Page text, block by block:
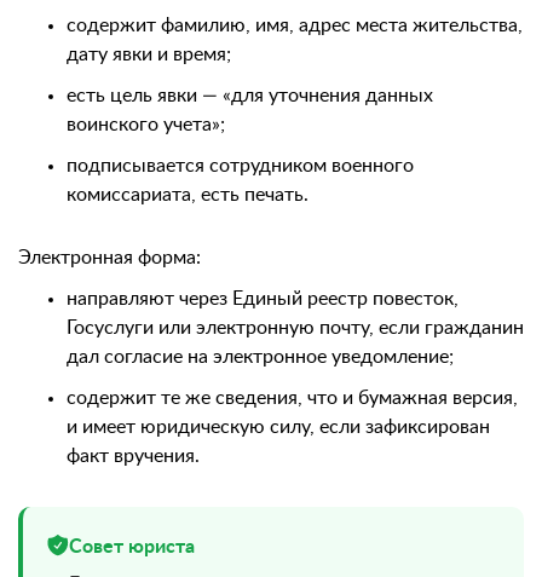
содержит фамилию, имя, адрес места жительства,
дату явки и время;
есть цель явки — «для уточнения данных
воинского учета»;
подписывается сотрудником военного
комиссариата, есть печать.
Электронная форма:
направляют через Единый реестр повесток,
Госуслуги или электронную почту, если гражданин
дал согласие на электронное уведомление;
содержит те же сведения, что и бумажная версия,
и имеет юридическую силу, если зафиксирован
факт вручения.
Совет юриста